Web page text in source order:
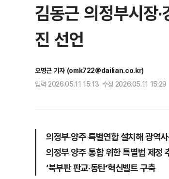
김동근 의정부시장
진 선언
오명근 기자 (omk722@dailian.co.kr)
입력 2026.05.11 15:13 수정 2026.05.11 15:29
의정부·양주 특별연합 설치해 광역
의정부 양주 통합 위한 특별법 제정
‘북부판 판교·동탄’혁신벨트 구축